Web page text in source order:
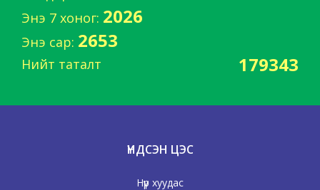
АХ ДҮҮ ГУРВЫН ХҮСЭЛ
Энэ 7 хоног: 2026
Энэ сар: 2653
Нийт таталт 179343
ҮНДСЭН ЦЭС
Нүүр хуудас